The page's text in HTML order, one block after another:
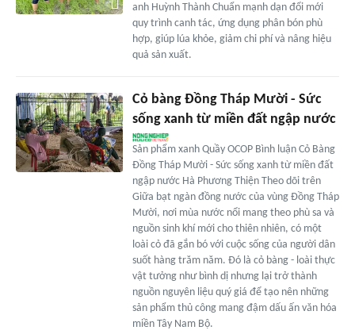
anh Huỳnh Thành Chuẩn mạnh dạn đổi mới
quy trình canh tác, ứng dụng phân bón phù
hợp, giúp lúa khỏe, giảm chi phí và nâng hiệu
quả sản xuất.
Cỏ bàng Đồng Tháp Mười - Sức
sống xanh từ miền đất ngập nước
Sản phẩm xanh Quầy OCOP Bình luận Cỏ Bàng
Đồng Tháp Mười - Sức sống xanh từ miền đất
ngập nước Hà Phương Thiện Theo dõi trên
Giữa bạt ngàn đồng nước của vùng Đồng Tháp
Mười, nơi mùa nước nổi mang theo phù sa và
nguồn sinh khí mới cho thiên nhiên, có một
loài cỏ đã gắn bó với cuộc sống của người dân
suốt hàng trăm năm. Đó là cỏ bàng - loài thực
vật tưởng như bình dị nhưng lại trở thành
nguồn nguyên liệu quý giá để tạo nên những
sản phẩm thủ công mang đậm dấu ấn văn hóa
miền Tây Nam Bộ.